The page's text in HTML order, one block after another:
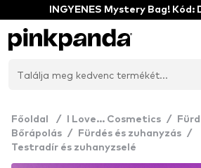
INGYENES Mystery Bag! Kód:
Főoldal / I Love... Cosmetics /
Bőrápolás / Fürdés és zuhanyzás /
Testradír és zuhanyzselé